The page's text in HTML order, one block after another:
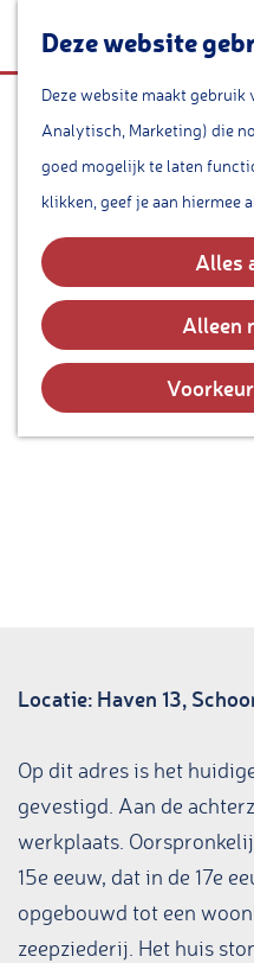
Deze website
Deze website maakt gebruik
Analytisch, Marketing) die
goed mogelijk te laten
klikken, geef je aan hiermee
Alles
Alleen
Joodse
Locatie: Haven 13,
Op dit adres is het
gevestigd. Aan de
werkplaats.
15e eeuw, dat in de 17e
opgebouwd tot een
zeepziederij. Het huis